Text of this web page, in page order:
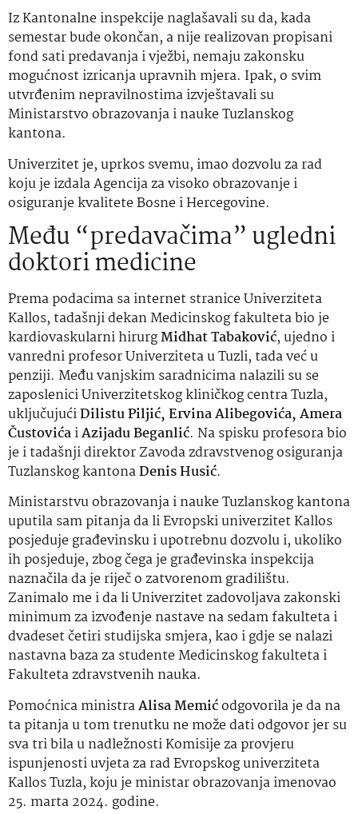
Iz Kantonalne inspekcije naglašavali su da, kada
semestar bude okončan, a nije realizovan propisani
fond sati predavanja i vježbi, nemaju zakonsku
mogućnost izricanja upravnih mjera. Ipak, o svim
utvrđenim nepravilnostima izvještavali su
Ministarstvo obrazovanja i nauke Tuzlanskog
kantona.
Univerzitet je, uprkos svemu, imao dozvolu za rad
koju je izdala Agencija za visoko obrazovanje i
osiguranje kvalitete Bosne i Hercegovine.
Među “predavačima” ugledni
doktori medicine
Prema podacima sa internet stranice Univerziteta
Kallos, tadašnji dekan Medicinskog fakulteta bio je
kardiovaskularni hirurgMidhat Tabaković, ujedno i
vanredni profesor Univerziteta u Tuzli, tada već u
penziji. Među vanjskim saradnicima nalazili su se
zaposlenici Univerzitetskog kliničkog centra Tuzla,
uključujućiDilistu Piljić, Ervina Alibegovića, Amera
ČustovićaiAzijadu Beganlić. Na spisku profesora bio
je i tadašnji direktor Zavoda zdravstvenog osiguranja
Tuzlanskog kantonaDenis Husić.
Ministarstvu obrazovanja i nauke Tuzlanskog kantona
uputila sam pitanja da li Evropski univerzitet Kallos
posjeduje građevinsku i upotrebnu dozvolu i, ukoliko
ih posjeduje, zbog čega je građevinska inspekcija
naznačila da je riječ o zatvorenom gradilištu.
Zanimalo me i da li Univerzitet zadovoljava zakonski
minimum za izvođenje nastave na sedam fakulteta i
dvadeset četiri studijska smjera, kao i gdje se nalazi
nastavna baza za studente Medicinskog fakulteta i
Fakulteta zdravstvenih nauka.
Pomoćnica ministraAlisa Memićodgovorila je da na
ta pitanja u tom trenutku ne može dati odgovor jer su
sva tri bila u nadležnosti Komisije za provjeru
ispunjenosti uvjeta za rad Evropskog univerziteta
Kallos Tuzla, koju je ministar obrazovanja imenovao
25. marta 2024. godine.